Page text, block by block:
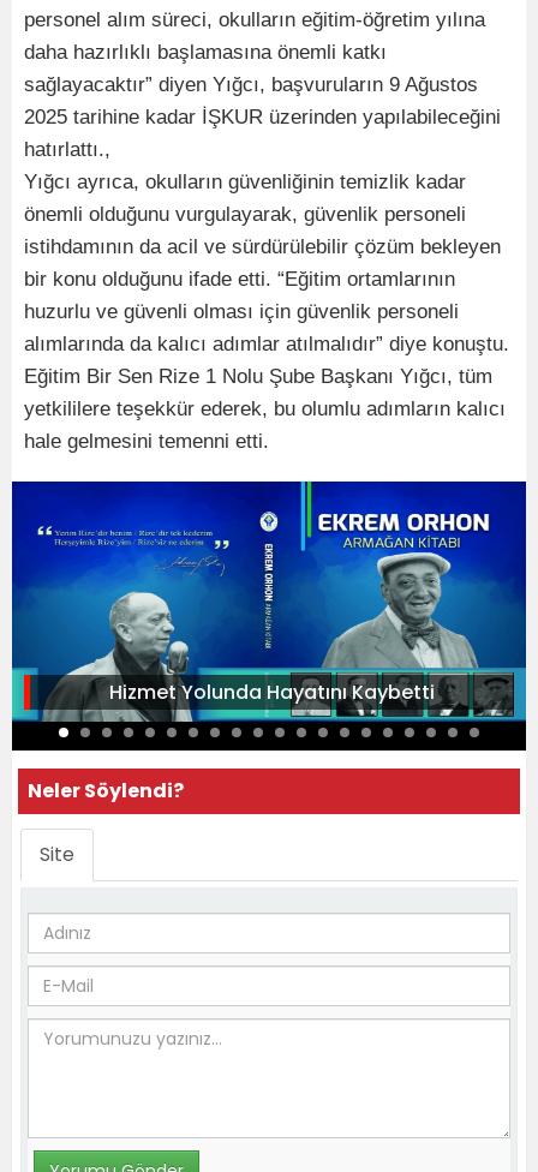
personel alım süreci, okulların eğitim-öğretim yılına
daha hazırlıklı başlamasına önemli katkı
sağlayacaktır” diyen Yığcı, başvuruların 9 Ağustos
2025 tarihine kadar İŞKUR üzerinden yapılabileceğini
hatırlattı.,
Yığcı ayrıca, okulların güvenliğinin temizlik kadar
önemli olduğunu vurgulayarak, güvenlik personeli
istihdamının da acil ve sürdürülebilir çözüm bekleyen
bir konu olduğunu ifade etti. “Eğitim ortamlarının
huzurlu ve güvenli olması için güvenlik personeli
alımlarında da kalıcı adımlar atılmalıdır” diye konuştu.
Eğitim Bir Sen Rize 1 Nolu Şube Başkanı Yığcı, tüm
yetkililere teşekkür ederek, bu olumlu adımların kalıcı
hale gelmesini temenni etti.
Hizmet Yolunda Hayatını Kaybetti
Neler Söylendi?
Site